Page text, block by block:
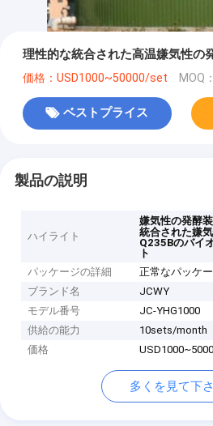
理性的な統合された高温嫌気性の
価格：USD1000~50000/set MOQ
ベストプライス
製品の説明
ハイライト
嫌気性の発酵
統合された嫌
Q235Bのバイ
ト
パッケージの詳細
正常なパッケ
ブランド名
JCWY
モデル番号
JC-YHG1000
供給の能力
10sets/month
価格
多くを見て下